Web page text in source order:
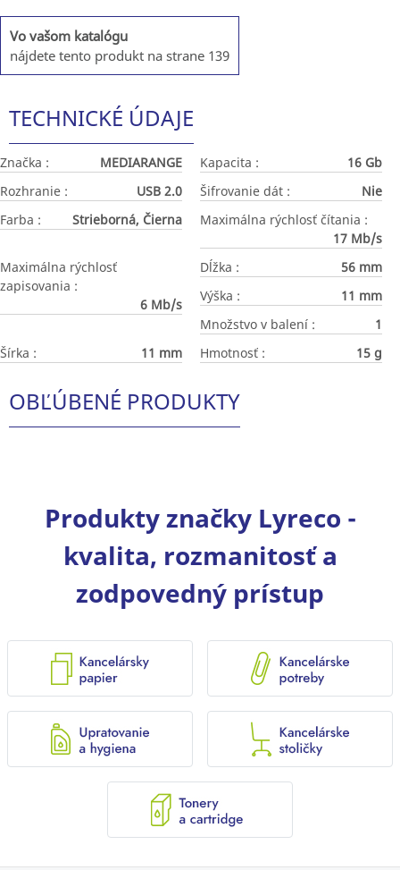
Vo vašom katalógu
nájdete tento produkt na strane 139
TECHNICKÉ ÚDAJE
Značka : MEDIARANGE Kapacita :
16 Gb
Rozhranie :
USB 2.0 Šifrovanie dát :
Nie
Farba :
Strieborná, Čierna
Maximálna rýchlosť čítania :
17 Mb/s
Maximálna rýchlosť
zapisovania :
6 Mb/s
Dĺžka :
56 mm
Výška :
11 mm
Množstvo v balení :
1
Šírka :
11 mm Hmotnosť : 15 g
OBĽÚBENÉ PRODUKTY
Produkty značky Lyreco -
kvalita, rozmanitosť a
zodpovedný prístup